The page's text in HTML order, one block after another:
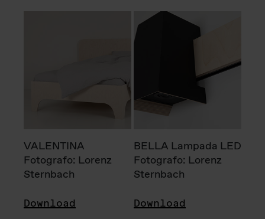
VALENTINA
Fotografo: Lorenz
Sternbach
Download
BELLA Lampada LED
Fotografo: Lorenz
Sternbach
Download